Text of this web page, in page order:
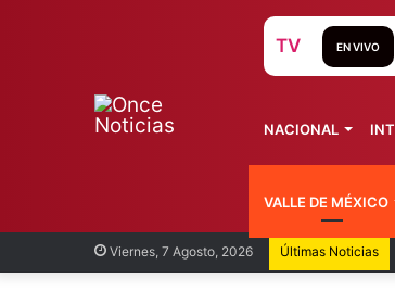
Viernes, 7 Agosto, 2026 Últimas Noticias
TV EN VIVO
NACIONAL
VALLE DE MÉXICO